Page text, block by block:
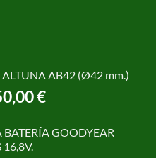
ALTUNA AB42 (Ø42 mm.)
€.
€El
es:
BATERÍA GOODYEAR
16,8V.